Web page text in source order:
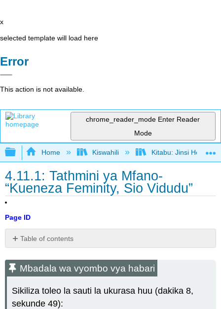
x
selected template will load here
Error
This action is not available.
chrome_reader_mode Enter Reader
Mode
Expand/collapse global hierarchy
Home Kiswahili Kitabu: Jinsi Hoja
4.11.1: Tathmini ya Mfano-
“Kueneza Feminity, Sio Vidudu”
Page ID
Table of contents
wa
vyombo
habari
Kueneza
Mbadala wa vyombo vya habari
Sikiliza toleo la sauti la ukurasa huu (dakika 8,
sekunde 49):